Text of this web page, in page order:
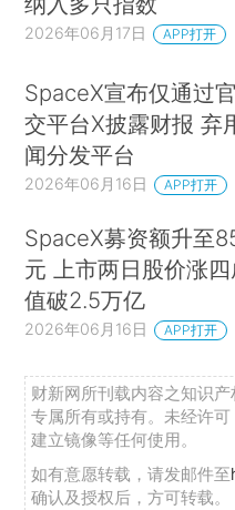
2026年06月17日 APP打开
SpaceX宣布仅通过
交平台X披露财报 弃
闻分发平台
2026年06月16日 APP打开
SpaceX募资额升至
元 上市两日股价涨
值破2.5万亿
2026年06月16日 APP打开
财新网所刊载内容之知识
专属所有或持有。未经许
建立镜像等任何使用。
如有意愿转载，请发邮件至
确认及授权后，方可转载。